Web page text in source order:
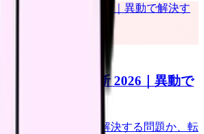
看護師の転職判断 2026｜異動で
えるか
師向けに、異動で解決する問題か、転